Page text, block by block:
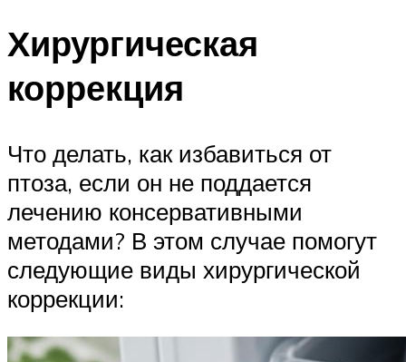
Хирургическая
коррекция
Что делать, как избавиться от
птоза, если он не поддается
лечению консервативными
методами? В этом случае помогут
следующие виды хирургической
коррекции: